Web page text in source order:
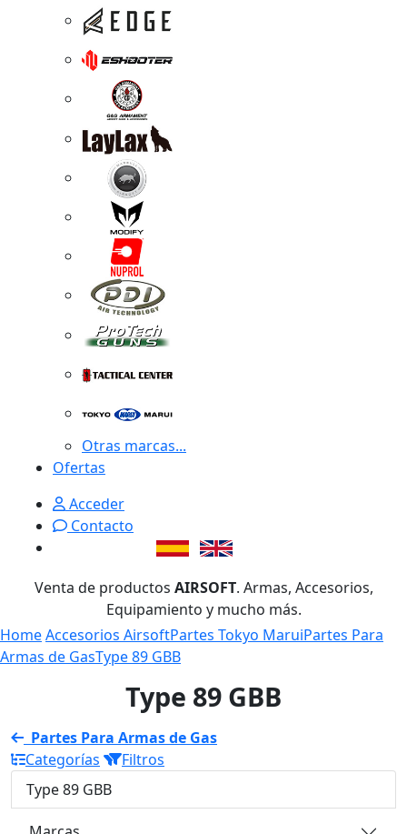
Otras marcas...
Ofertas
Acceder
Contacto
Venta de productos AIRSOFT. Armas, Accesorios,
Equipamiento y mucho más.
HomeAccesorios AirsoftPartes Tokyo MaruiPartes Para
Armas de GasType 89 GBB
Type 89 GBB
Partes Para Armas de Gas
Categorías
Filtros
Type 89 GBB